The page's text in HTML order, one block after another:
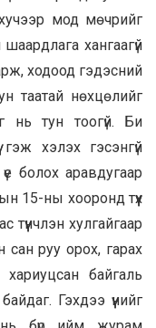
мод мөчрийг
шаардлага хангаагүй
ходоод гэдэсний
таатай нөхцөлийг
нь тун тоогүй. Би
хэлэх гэсэнгүй
болох аравдугаар
15-ны хооронд түүх
хулгайгаар
сан руу орох, гарах
байгаль
Гэхдээ үүнийг